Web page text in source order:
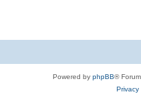
Powered by phpBB®
Privacy